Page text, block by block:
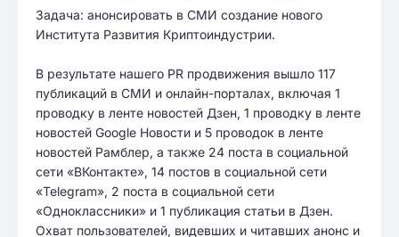
Задача: анонсировать в СМИ создание нового
Института Развития Криптоиндустрии.
В результате нашего PR продвижения вышло 117
публикаций в СМИ и онлайн-порталах, включая 1
проводку в ленте новостей Дзен, 1 проводку в ленте
новостей Google Новости и 5 проводок в ленте
новостей Рамблер, а также 24 поста в социальной
сети «ВКонтакте», 14 постов в социальной сети
«Telegram», 2 поста в социальной сети
«Одноклассники» и 1 публикация статьи в Дзен.
Охват пользователей, видевших и читавших анонс и